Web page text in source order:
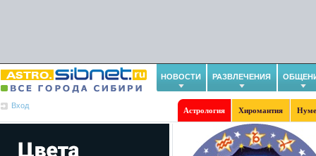
НОВОСТИ РАЗВЛЕЧЕНИЯ
Вход
Астрология Хиромантия